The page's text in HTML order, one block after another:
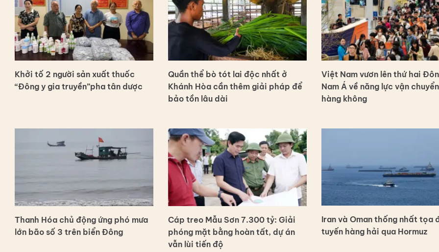
Khởi tố 2 người sản xuất thuốc
“Đông y gia truyền”pha tân dược
Quần thể bò tót lai độc nhất ở
Khánh Hòa cần thêm giải pháp để
bảo tồn lâu dài
Việt Nam vươn lên thứ hai
Nam Á về năng lực vận chuyển
hàng không
Thanh Hóa chủ động ứng phó mưa
lớn bão số 3 trên biển Đông
Cáp treo Mẫu Sơn 7.300 tỷ: Giải
phóng mặt bằng hoàn tất, dự án
vẫn lùi tiến độ
Iran và Oman thống nhất tọa
tuyến hàng hải qua Hormuz